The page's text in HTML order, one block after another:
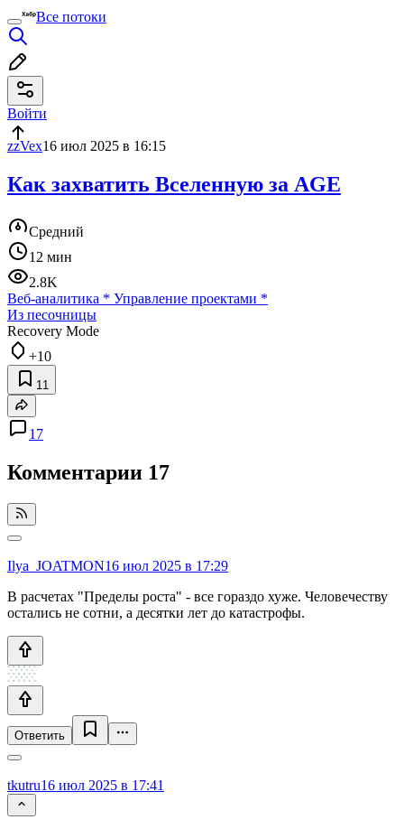
Все потоки
Войти
zzVex16 июл 2025 в 16:15
Как захватить Вселенную за AGE
Средний
12 мин
2.8K
Веб-аналитика * Управление проектами *
Из песочницы
Recovery Mode
+10
11
17
Комментарии 17
Ilya_JOATMON16 июл 2025 в 17:29
В расчетах "Пределы роста" - все гораздо хуже. Человечеству
остались не сотни, а десятки лет до катастрофы.
Ответить
tkutru16 июл 2025 в 17:41